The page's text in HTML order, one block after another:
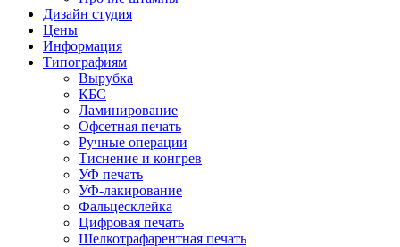
Дизайн студия
Цены
Информация
Типографиям
Вырубка
КБС
Ламинирование
Офсетная печать
Ручные операции
Тиснение и конгрев
УФ печать
УФ-лакирование
Фальцесклейка
Цифровая печать
Шелкотрафарентная печать